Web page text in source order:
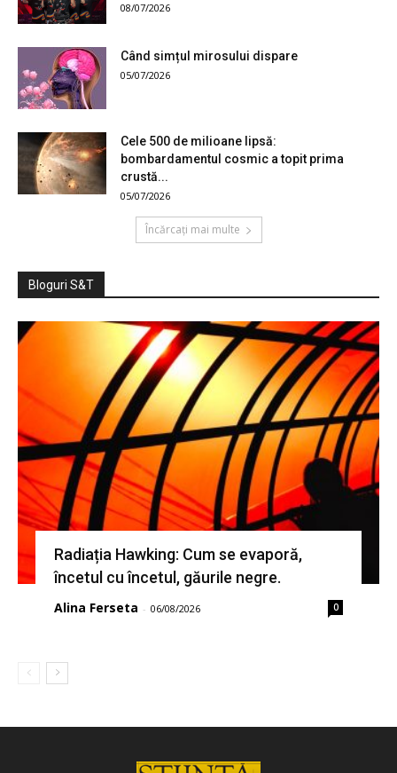
08/07/2026
Când simțul mirosului dispare
05/07/2026
Cele 500 de milioane lipsă:
bombardamentul cosmic a topit prima
crustă...
05/07/2026
Încărcați mai multe
Bloguri S&T
Radiația Hawking: Cum se evaporă,
încetul cu încetul, găurile negre.
Alina Ferseta - 06/08/2026 0